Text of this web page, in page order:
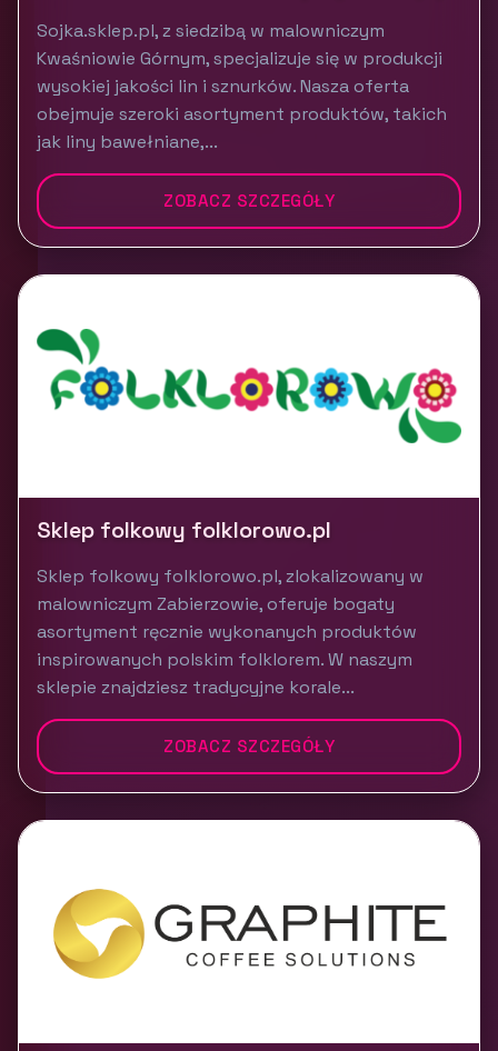
Sojka.sklep.pl, z siedzibą w malowniczym
Kwaśniowie Górnym, specjalizuje się w produkcji
wysokiej jakości lin i sznurków. Nasza oferta
obejmuje szeroki asortyment produktów, takich
jak liny bawełniane,...
ZOBACZ SZCZEGÓŁY
Sklep folkowy folklorowo.pl
Sklep folkowy folklorowo.pl, zlokalizowany w
malowniczym Zabierzowie, oferuje bogaty
asortyment ręcznie wykonanych produktów
inspirowanych polskim folklorem. W naszym
sklepie znajdziesz tradycyjne korale...
ZOBACZ SZCZEGÓŁY